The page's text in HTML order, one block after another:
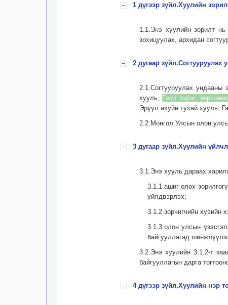
1 дүгээр зүйл.Хуулийн
1.1.Энэ хуулийн зорилт нь
зохицуулах, архидан
2 дугаар зүйл.Согтууруулах
2.1.Согтууруулах ундааны
хууль, Гэмт хэрэг,
Эрүүл ахуйн тухай хууль,
2.2.Монгол Улсын олон
3 дугаар зүйл.Хуулийн
3.1.Энэ хууль дараах
3.1.1.ашиг олох
үйлдвэрлэх;
3.1.2.зорчигчийн хувийн
3.1.3.олон улсын
байгууллагад
3.2.Энэ хуулийн 3.1.2-т
байгууллагын дарга
4 дүгээр зүйл.Хуулийн нэр